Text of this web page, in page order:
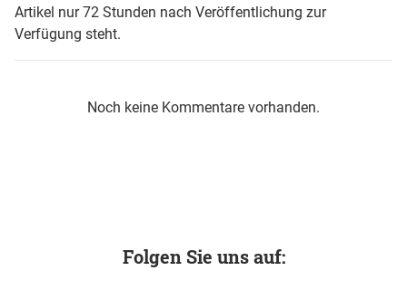
Artikel nur 72 Stunden nach Veröffentlichung zur
Verfügung steht.
Noch keine Kommentare vorhanden.
Folgen Sie uns auf: